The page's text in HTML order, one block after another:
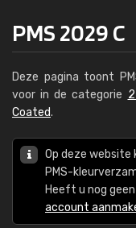
PMS 2029 C
Deze pagina toont
voor in de categorie
Coated.
Op deze
PMS-
Heeft u nog
account